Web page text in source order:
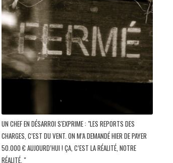
UN CHEF EN DÉSARROI S'EXPRIME : "LES REPORTS DES
CHARGES, C’EST DU VENT. ON M’A DEMANDÉ HIER DE PAYER
50.000 € AUJOURD’HUI ! ÇA, C’EST LA RÉALITÉ, NOTRE
RÉALITÉ. "